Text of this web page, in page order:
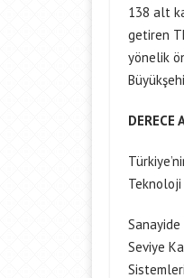
138 alt
getiren
yönelik
DERECE
Teknoloji
Sanayide
Seviye